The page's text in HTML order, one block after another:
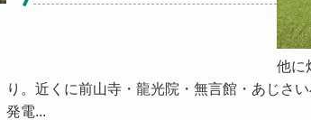
他に
り。近くに前山寺・龍光院・無言館・あじさ
発電...